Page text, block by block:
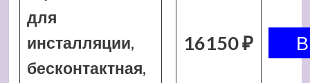
для
инсталляции,
бесконтактная,
16150 ₽